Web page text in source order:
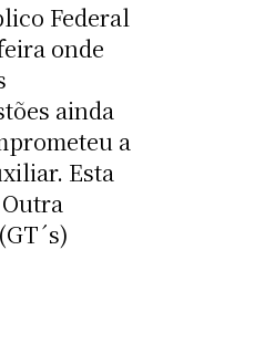
Federal
onde
ainda
a
Esta